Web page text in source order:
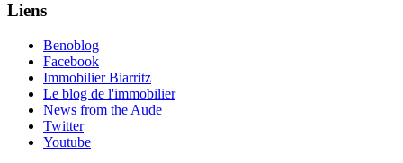
Liens
Benoblog
Facebook
Immobilier Biarritz
Le blog de l'immobilier
News from the Aude
Twitter
Youtube